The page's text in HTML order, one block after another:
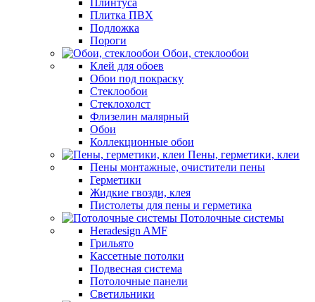
Плинтуса
Плитка ПВХ
Подложка
Пороги
Обои, стеклообои
Клей для обоев
Обои под покраску
Стеклообои
Стеклохолст
Флизелин малярный
Обои
Коллекционные обои
Пены, герметики, клеи
Пены монтажные, очистители пены
Герметики
Жидкие гвозди, клея
Пистолеты для пены и герметика
Потолочные системы
Heradesign AMF
Грильято
Кассетные потолки
Подвесная система
Потолочные панели
Светильники